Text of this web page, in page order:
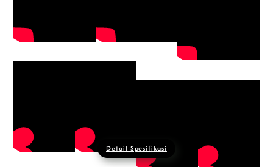
Detail Spesifikasi